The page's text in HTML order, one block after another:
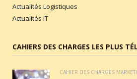
Actualités Logistiques
Actualités IT
CAHIERS DES CHARGES LES PLUS
CAHIER DES CHARGES